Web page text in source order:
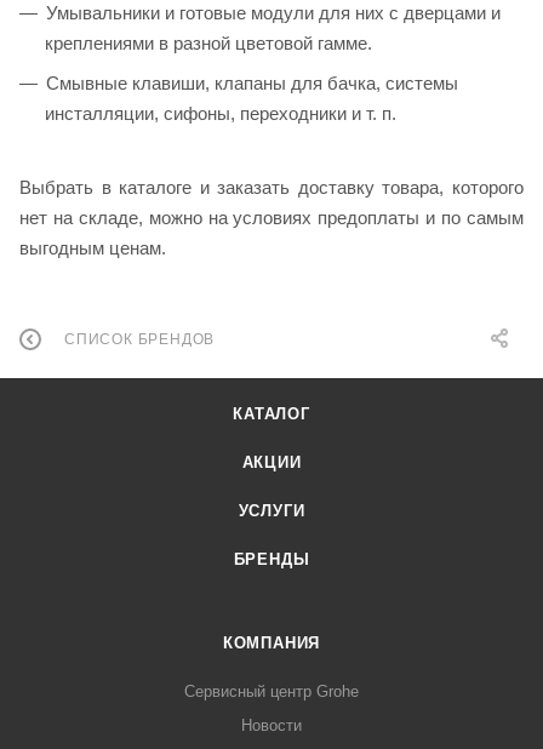
Умывальники и готовые модули для них с дверцами и
креплениями в разной цветовой гамме.
Смывные клавиши, клапаны для бачка, системы
инсталляции, сифоны, переходники и т. п.
Выбрать в каталоге и заказать доставку товара, которого
нет на складе, можно на условиях предоплаты и по самым
выгодным ценам.
СПИСОК БРЕНДОВ
КАТАЛОГ
АКЦИИ
УСЛУГИ
БРЕНДЫ
КОМПАНИЯ
Сервисный центр Grohe
Новости